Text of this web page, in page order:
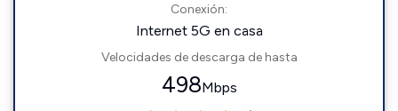
Conexión:
Internet 5G en casa
Velocidades de descarga de hasta
498Mbps